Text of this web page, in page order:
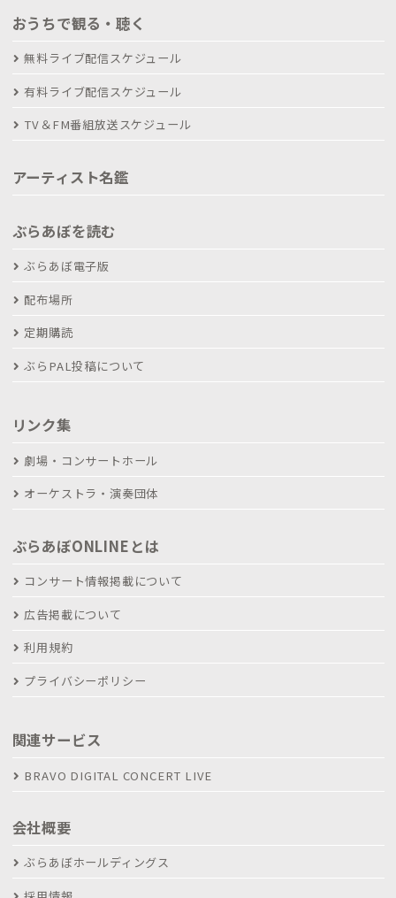
おうちで観る・聴く
無料ライブ配信スケジュール
有料ライブ配信スケジュール
TV＆FM番組放送スケジュール
アーティスト名鑑
ぶらあぼを読む
ぶらあぼ電子版
配布場所
定期購読
ぶらPAL投稿について
リンク集
劇場・コンサートホール
オーケストラ・演奏団体
ぶらあぼONLINEとは
コンサート情報掲載について
広告掲載について
利用規約
プライバシーポリシー
関連サービス
BRAVO DIGITAL CONCERT LIVE
会社概要
ぶらあぼホールディングス